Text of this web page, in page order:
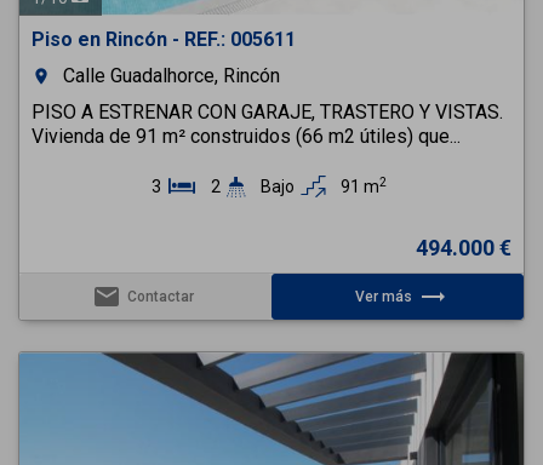
Piso en Rincón - REF.: 005611
room
Calle Guadalhorce, Rincón
PISO A ESTRENAR CON GARAJE, TRASTERO Y VISTAS.
Vivienda de 91 m² construidos (66 m2 útiles) que...
3 2 Bajo 91 m2
494.000 €
email Contactar Ver más trending_flat
Previous Next